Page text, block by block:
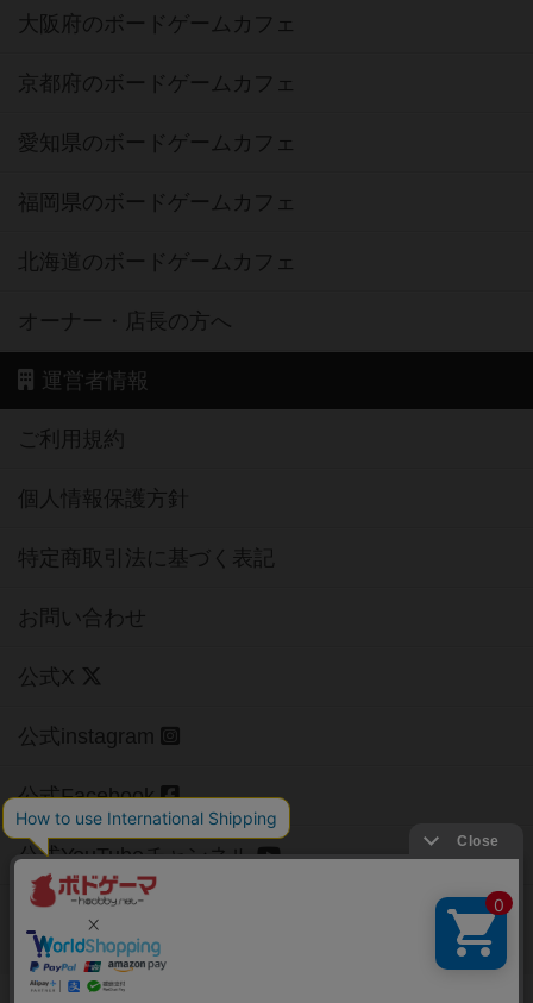
大阪府のボードゲームカフェ
京都府のボードゲームカフェ
愛知県のボードゲームカフェ
福岡県のボードゲームカフェ
北海道のボードゲームカフェ
オーナー・店長の方へ
運営者情報
ご利用規約
個人情報保護方針
特定商取引法に基づく表記
お問い合わせ
公式X
公式instagram
公式Facebook
公式YouTubeチャンネル